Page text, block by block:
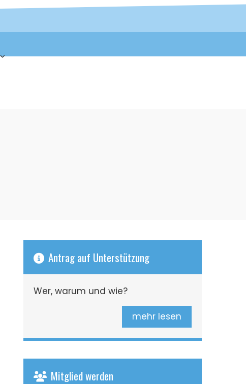
Antrag auf Unterstützung
Wer, warum und wie?
mehr lesen
Mitglied werden